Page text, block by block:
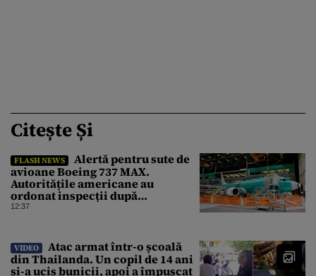
Citește Și
FLASH NEWS
Alertă pentru sute de
avioane Boeing 737 MAX.
Autoritățile americane au
ordonat inspecții după
descoperirea unor fisuri în
12:37
VIDEO
Atac armat într-o școală
din Thailanda. Un copil de 14 ani
și-a ucis bunicii, apoi a împușcat